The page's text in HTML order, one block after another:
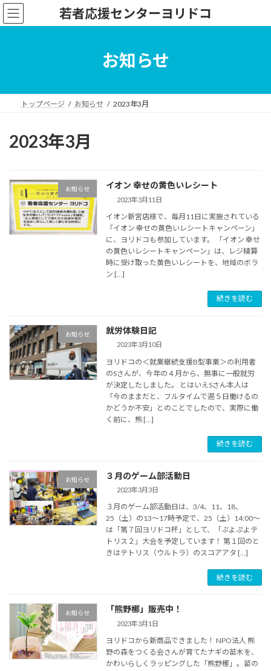
コ
ン
ナ
ビ
若者応援センターヨリドコ
お知らせ
トップページ お知らせ 2023年3月
2023年3月
お知らせ イオン 幸せの黄色いレシート
2023年3月11日
イオン新宮店様で、毎月11日に実施されている
「イオン 幸せの黄色いレシートキャンペーン」
に、ヨリドコも参加しています。 「イオン 幸せ
の黄色いレシートキャンペーン」は、レジ精算
時に受け取った黄色いレシートを、地域のボラ
ン […]
続きを読む
お知らせ 就労体験日記
2023年3月10日
ヨリドコの＜就業継続支援B型事業＞の利用者
のSさんが、今年の４月から、無事に一般就労
が決定したしました。 とはいえSさん本人は
「今のままだと、フルタイムで週５日働けるの
かどうか不安」とのことでしたので、実際に働
く前に、熊 […]
続きを読む
お知らせ ３月のゲーム部活動日
2023年3月3日
３月のゲーム部活動日は、3/4、11、18、
25（土）の13～17時予定で、25（土）14:00～
は「第７回ヨリドコ杯」として、「ぷよぷよテ
トリス２」大会を予定しています！ 第１回のと
きはテトリス（ウルトラ）のスコアアタ […]
続きを読む
お知らせ 「熊野梛」販売中！
2023年3月1日
ヨリドコから新商品できました！ NPO法人 熊
野の森をつくる会さんが育てたナギの苗木を、
かわいらしくラッピングした「熊野梛」。苗の